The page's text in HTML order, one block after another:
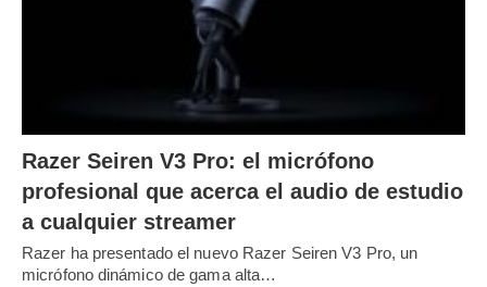
Razer Seiren V3 Pro: el micrófono
profesional que acerca el audio de estudio
a cualquier streamer
Razer ha presentado el nuevo Razer Seiren V3 Pro, un
micrófono dinámico de gama alta…